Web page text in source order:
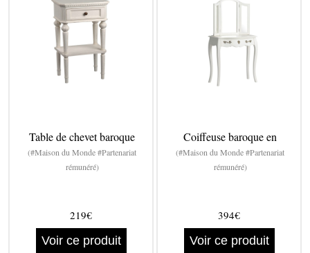
Table de chevet baroque
(#Maison du Monde #Partenariat
rémunéré)
219€
Voir ce produit
Coiffeuse baroque en
(#Maison du Monde #Partenariat
rémunéré)
394€
Voir ce produit